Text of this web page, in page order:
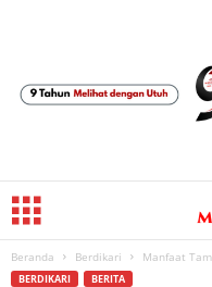
Beranda Berdikari Manfaat
BERDIKARI BERITA